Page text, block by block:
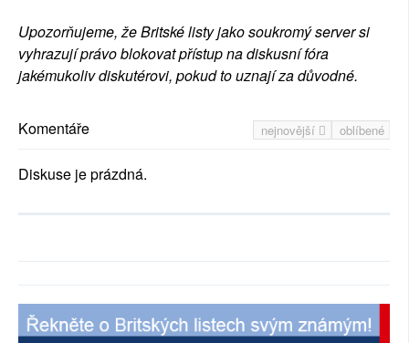
Upozorňujeme, že Britské listy jako soukromý server si
vyhrazují právo blokovat přístup na diskusní fóra
jakémukoliv diskutérovi, pokud to uznají za důvodné.
nejnovější oblíbené
Komentáře
Diskuse je prázdná.